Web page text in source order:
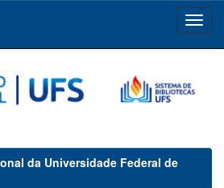
da Universidade Federal de